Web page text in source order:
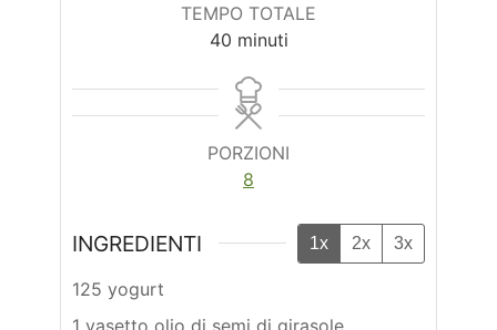
TEMPO TOTALE
40minuti
minuti
PORZIONI
8
INGREDIENTI 1x 2x 3x
125 yogurt
1 vasetto olio di semi di girasole